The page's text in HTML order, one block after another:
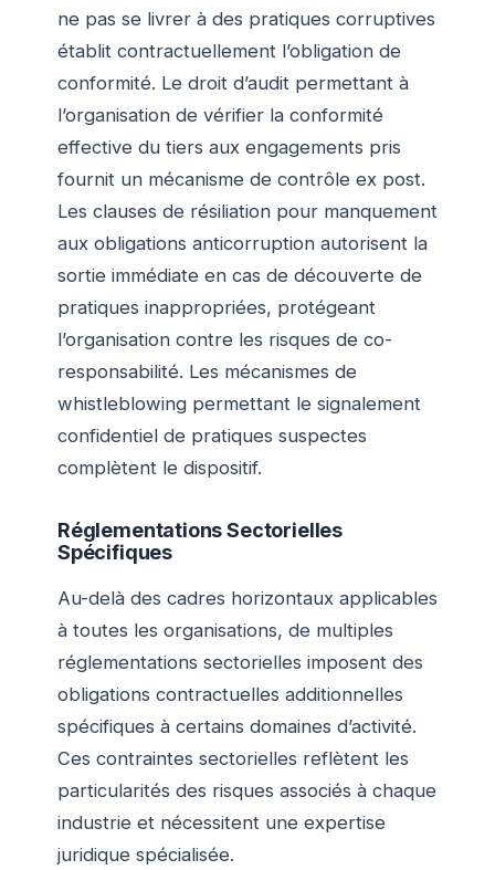
ne pas se livrer à des pratiques corruptives
établit contractuellement l’obligation de
conformité. Le droit d’audit permettant à
l’organisation de vérifier la conformité
effective du tiers aux engagements pris
fournit un mécanisme de contrôle ex post.
Les clauses de résiliation pour manquement
aux obligations anticorruption autorisent la
sortie immédiate en cas de découverte de
pratiques inappropriées, protégeant
l’organisation contre les risques de co-
responsabilité. Les mécanismes de
whistleblowing permettant le signalement
confidentiel de pratiques suspectes
complètent le dispositif.
Réglementations Sectorielles
Spécifiques
Au-delà des cadres horizontaux applicables
à toutes les organisations, de multiples
réglementations sectorielles imposent des
obligations contractuelles additionnelles
spécifiques à certains domaines d’activité.
Ces contraintes sectorielles reflètent les
particularités des risques associés à chaque
industrie et nécessitent une expertise
juridique spécialisée.